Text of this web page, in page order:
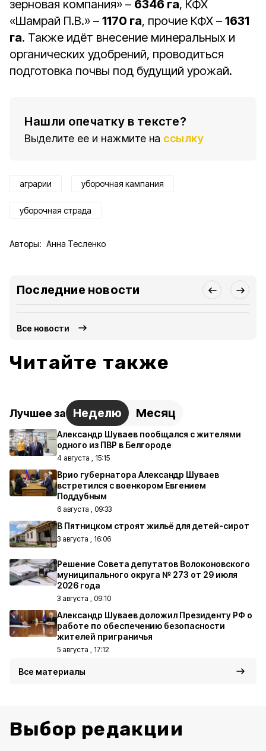
зерновая компания» – 6346 га, КФХ
«Шамрай П.В.» – 1170 га, прочие КФХ – 1631
га. Также идёт внесение минеральных и
органических удобрений, проводиться
подготовка почвы под будущий урожай.
Нашли опечатку в тексте?
Выделите ее и нажмите на ссылку
аграрии уборочная кампания
уборочная страда
Авторы: Анна Тесленко
Последние новости
Все новости
Читайте также
Лучшее за Неделю Месяц
Александр Шуваев пообщался с жителями
одного из ПВР в Белгороде
4 августа , 15:15
Врио губернатора Александр Шуваев
встретился с военкором Евгением
Поддубным
6 августа , 09:33
В Пятницком строят жильё для детей-сирот
3 августа , 16:06
Решение Совета депутатов Волоконовского
муниципального округа № 273 от 29 июля
2026 года
3 августа , 09:10
Александр Шуваев доложил Президенту РФ о
работе по обеспечению безопасности
жителей приграничья
5 августа , 17:12
Все материалы
Выбор редакции